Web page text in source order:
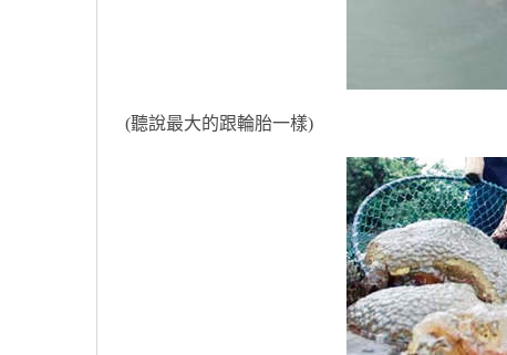
(聽說最大的跟輪胎一樣)